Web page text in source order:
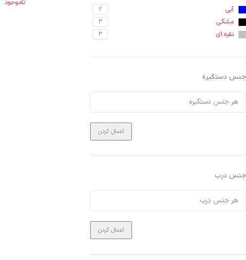
آبی 2
مشکی 3
نقره ای 3
جنس دستگیره
اعمال کردن
جنس درب
اعمال کردن
ناموجود